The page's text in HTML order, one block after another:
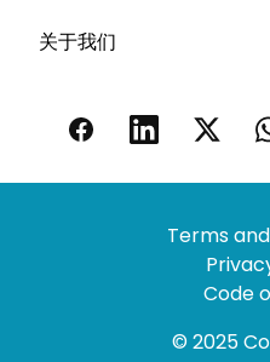
关于我们
Terms
Code
© 2025